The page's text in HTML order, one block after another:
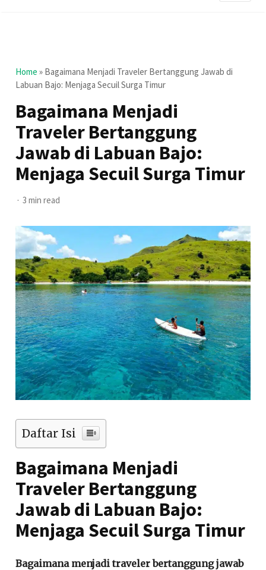
Home » Bagaimana Menjadi Traveler Bertanggung Jawab di
Labuan Bajo: Menjaga Secuil Surga Timur
Bagaimana Menjadi
Traveler Bertanggung
Jawab di Labuan Bajo:
Menjaga Secuil Surga Timur
3 min read
Daftar Isi
Bagaimana Menjadi
Traveler Bertanggung
Jawab di Labuan Bajo:
Menjaga Secuil Surga Timur
Bagaimana menjadi traveler bertanggung jawab